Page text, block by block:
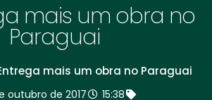
mais um obra no
Paraguai
mais um obra no Paraguai
outubro de 2017
15:38